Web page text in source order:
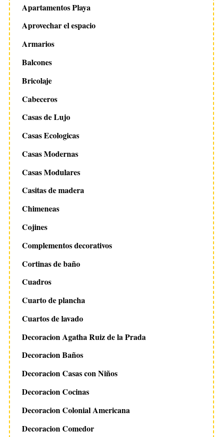
Apartamentos Playa
Aprovechar el espacio
Armarios
Balcones
Bricolaje
Cabeceros
Casas de Lujo
Casas Ecologicas
Casas Modernas
Casas Modulares
Casitas de madera
Chimeneas
Cojines
Complementos decorativos
Cortinas de baño
Cuadros
Cuarto de plancha
Cuartos de lavado
Decoracion Agatha Ruiz de la Prada
Decoracion Baños
Decoracion Casas con Niños
Decoracion Cocinas
Decoracion Colonial Americana
Decoracion Comedor